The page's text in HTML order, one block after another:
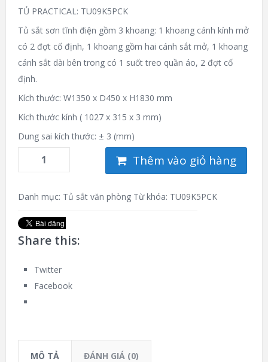
TỦ PRACTICAL: TU09K5PCK
Tủ sắt sơn tĩnh điện gồm 3 khoang: 1 khoang cánh kính mở
có 2 đợt cố định, 1 khoang gồm hai cánh sắt mở, 1 khoang
cánh sắt dài bên trong có 1 suốt treo quần áo, 2 đợt cố
định.
Kích thước: W1350 x D450 x H1830 mm
Kích thước kính ( 1027 x 315 x 3 mm)
Dung sai kích thước: ± 3 (mm)
Thêm vào giỏ hàng
Danh mục: Tủ sắt văn phòng Từ khóa: TU09K5PCK
Share this:
Twitter
Facebook
MÔ TẢ ĐÁNH GIÁ (0)